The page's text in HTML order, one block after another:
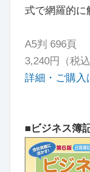
式で網羅的に
A5判 696頁
3,240円（税込
詳細・ご購入
■ビジネス簿